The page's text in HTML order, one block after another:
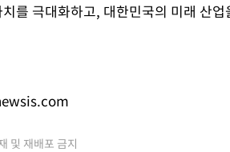
Mute
를 극대화하고, 대한민국의 미래 산
및 재배포 금지